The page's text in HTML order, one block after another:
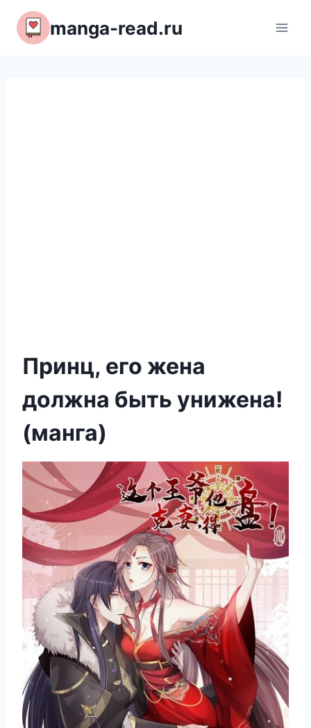
Перейти
содержимому
manga-read.ru
Принц, его жена
должна быть унижена!
(манга)